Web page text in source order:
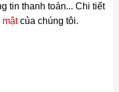
tin thanh toán... Chi tiết
của chúng tôi.